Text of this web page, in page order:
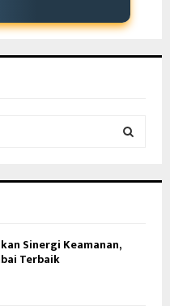
Sinergi Keamanan,
Terbaik